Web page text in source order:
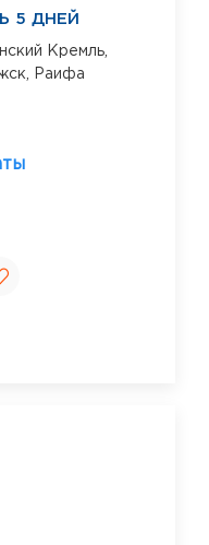
5 ДНЕЙ
Кремль,
Раифа